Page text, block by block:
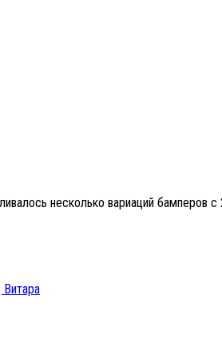
несколько вариаций бамперов
Витара